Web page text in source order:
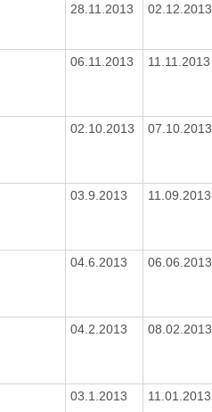
28.11.2013 02.12.2013
06.11.2013 11.11.2013
02.10.2013 07.10.2013
03.9.2013 11.09.2013
04.6.2013 06.06.2013
04.2.2013 08.02.2013
03.1.2013 11.01.2013